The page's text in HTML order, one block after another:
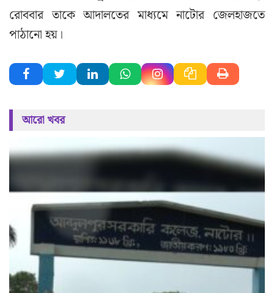
রোববার তাকে আদালতের মাধ্যমে নাটোর জেলহাজতে
পাঠানো হয়।
আরো খবর